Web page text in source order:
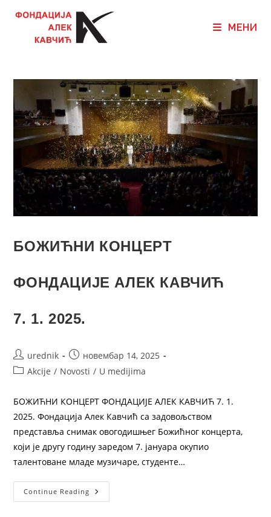
МЕНИ
БОЖИЋНИ КОНЦЕРТ
ФОНДАЦИЈЕ АЛЕК КАВЧИЋ
7. 1. 2025.
urednik
новембар 14, 2025
Akcije / Novosti / U medijima
БОЖИЋНИ КОНЦЕРТ ФОНДАЦИЈЕ АЛЕК КАВЧИЋ 7. 1.
2025. Фондација Алек Кавчић са задовољством
представља снимак овогодишњег Божићног концерта,
који је другу годину заредом 7. јануара окупио
талентоване младе музичаре, студенте…
Continue Reading